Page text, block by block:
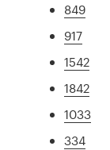
849
917
1542
1842
1033
334